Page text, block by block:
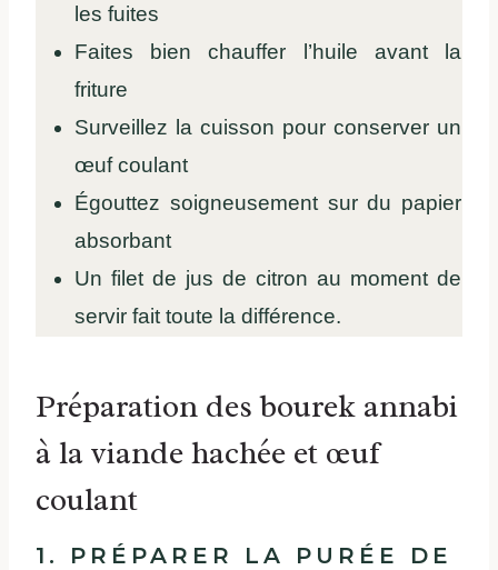
les fuites
Faites bien chauffer l’huile avant la
friture
Surveillez la cuisson pour conserver un
œuf coulant
Égouttez soigneusement sur du papier
absorbant
Un filet de jus de citron au moment de
servir fait toute la différence.
Préparation des bourek annabi
à la viande hachée et œuf
coulant
1. PRÉPARER LA PURÉE DE